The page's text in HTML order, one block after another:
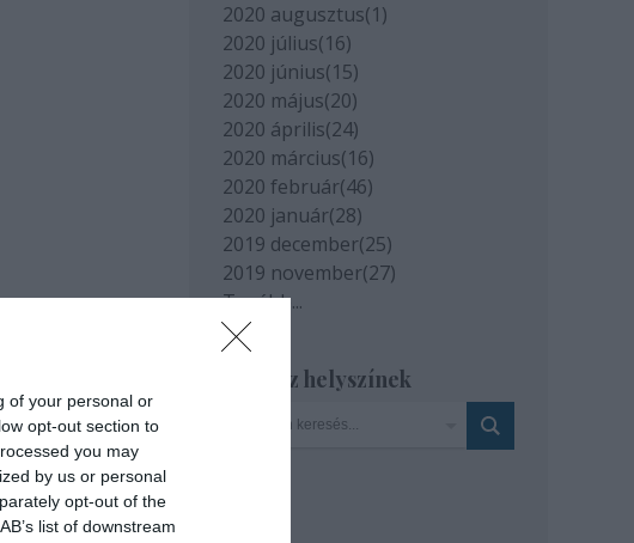
of your personal or
opt-out section to
you may
by us or personal
opt-out of the
list of downstream
2020 augusztus(1)
2020 július(16)
2020 június(15)
2020 május(20)
2020 április(24)
2020 március(16)
2020 február(46)
2020 január(28)
2019 december(25)
2019 november(27)
Tovább...
Szinház helyszínek